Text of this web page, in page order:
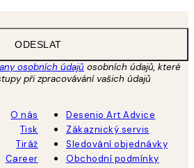
ODESLAT
osobních údajů osobních údajů, které
při zpracovávání vašich údajů
O nás
Tisk
Tiráž
Career
Desenio Art Advice
Zákaznický servis
Sledování objednávky
Obchodní podmínky